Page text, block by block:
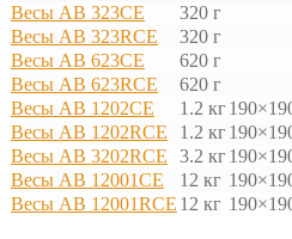
Весы AB 323CE
320 г
Весы AB 323RCE 320 г
Весы AB 623CE 620 г
Весы AB 623RCE 620 г
Весы AB 1202CE 1.2 кг
Весы AB 1202RCE 1.2 кг
Весы AB 3202RCE 3.2 кг
Весы AB 12001CE 12 кг
Весы AB 12001RCE 12 кг